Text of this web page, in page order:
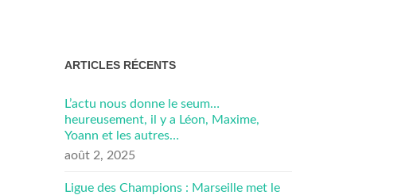
ARTICLES RÉCENTS
L’actu nous donne le seum…
heureusement, il y a Léon, Maxime,
Yoann et les autres…
août 2, 2025
Ligue des Champions : Marseille met le